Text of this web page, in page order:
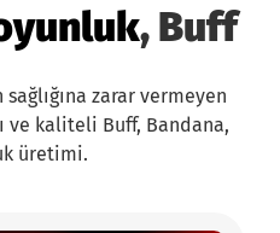
,Buff
zarar vermeyen
ve kaliteli Buff, Bandana,
üretimi.